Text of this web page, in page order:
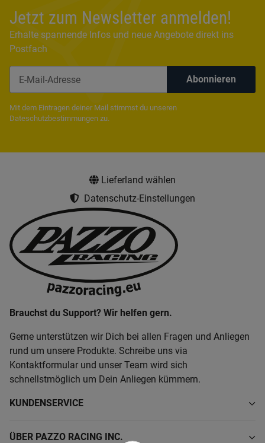
Jetzt zum Newsletter anmelden!
Erhalte spannende Infos und neue Angebote direkt ins
Postfach
Abonnieren
Mit dem Eintragen deiner Mail stimmst du unseren
Dateschutzbestimmungen zu.
Lieferland wählen
Datenschutz-Einstellungen
Brauchst du Support? Wir helfen gern.
Gerne unterstützen wir Dich bei allen Fragen und Anliegen
rund um unsere Produkte. Schreibe uns via
Kontaktformular und unser Team wird sich
schnellstmöglich um Dein Anliegen kümmern.
KUNDENSERVICE
ÜBER PAZZO RACING INC.